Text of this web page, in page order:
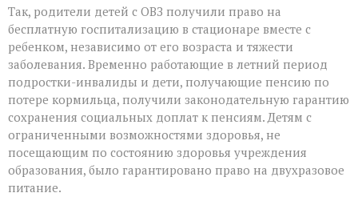
Так, родители детей с ОВЗ получили право на
бесплатную госпитализацию в стационаре вместе с
ребенком, независимо от его возраста и тяжести
заболевания. Временно работающие в летний период
подростки-инвалиды и дети, получающие пенсию по
потере кормильца, получили законодательную гарантию
сохранения социальных доплат к пенсиям. Детям с
ограниченными возможностями здоровья, не
посещающим по состоянию здоровья учреждения
образования, было гарантировано право на двухразовое
питание.